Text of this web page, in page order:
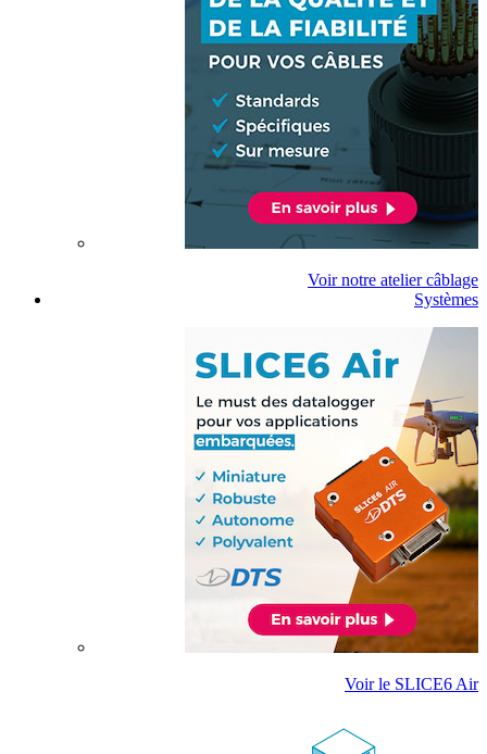
Voir notre atelier câblage
Systèmes
Voir le SLICE6 Air